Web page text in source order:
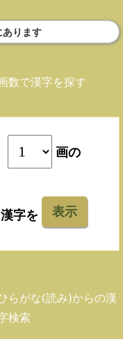
ります
数で漢字を探す
画の
漢字を 表示
らがな(読み)からの漢
検索